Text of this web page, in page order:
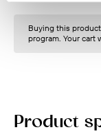
Buying this
program. Your cart
Product